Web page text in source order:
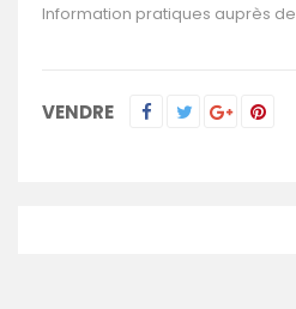
Information pratiques auprès de
VENDRE